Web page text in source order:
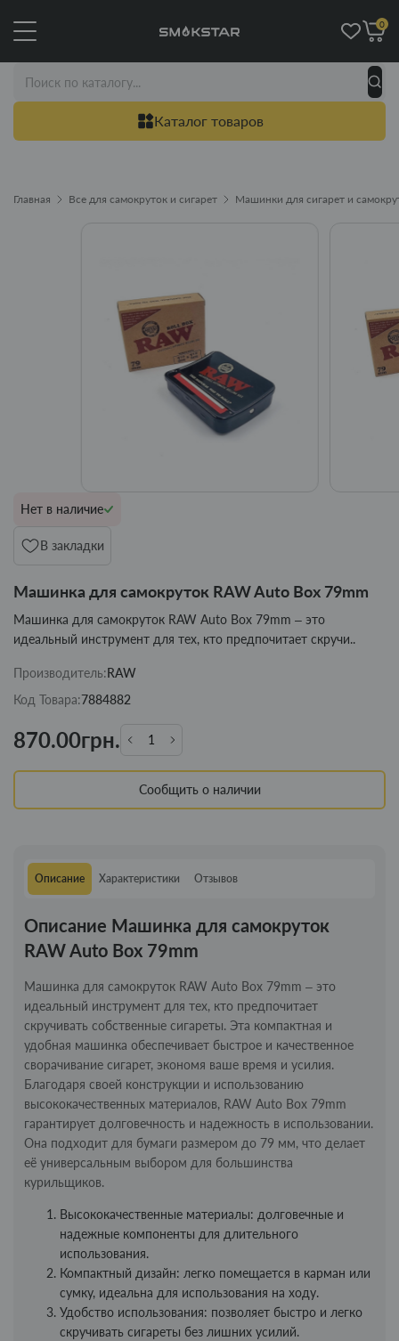
Каталог товаров
0
Главная Все для самокруток и сигарет Машинки для сигарет и
Нет в наличие
В закладки
Машинка для самокруток RAW Auto Box 79mm
Машинка для самокруток RAW Auto Box 79mm – это
идеальный инструмент для тех, кто предпочитает скручи..
Производитель:RAW
Код Товара:7884882
870.00грн.
Сообщить о наличии
Описание Характеристики Отзывов
Описание Машинка для самокруток
RAW Auto Box 79mm
Машинка для самокруток RAW Auto Box 79mm – это
идеальный инструмент для тех, кто предпочитает
скручивать собственные сигареты. Эта компактная и
удобная машинка обеспечивает быстрое и качественное
сворачивание сигарет, экономя ваше время и усилия.
Благодаря своей конструкции и использованию
высококачественных материалов, RAW Auto Box 79mm
гарантирует долговечность и надежность в использовании.
Она подходит для бумаги размером до 79 мм, что делает
её универсальным выбором для большинства
курильщиков.
Высококачественные материалы: долговечные и
надежные компоненты для длительного
использования.
Компактный дизайн: легко помещается в карман или
сумку, идеальна для использования на ходу.
Удобство использования: позволяет быстро и легко
скручивать сигареты без лишних усилий.